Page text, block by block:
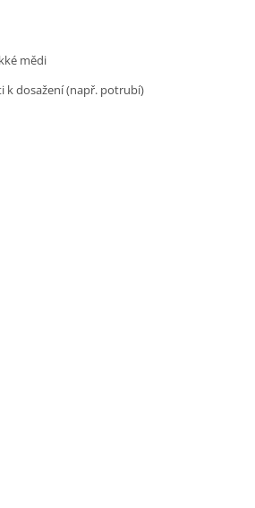
mědi
k dosažení (např. potrubí)